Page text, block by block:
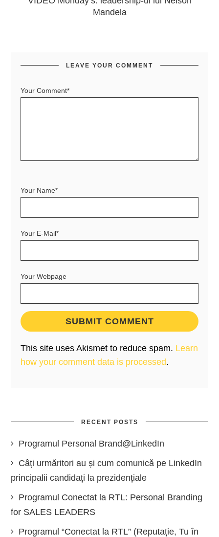
Mandela
LEAVE YOUR COMMENT
Your Comment*
Your Name*
Your E-Mail*
Your Webpage
This site uses Akismet to reduce spam. Learn
how your comment data is processed.
RECENT POSTS
Programul Personal Brand@LinkedIn
Câți urmăritori au și cum comunică pe LinkedIn
principalii candidați la prezidențiale
Programul Conectat la RTL: Personal Branding
for SALES LEADERS
Programul “Conectat la RTL” (Reputație, Tu în